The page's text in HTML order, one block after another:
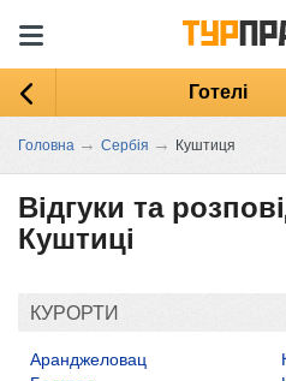
Готелі
Головна → Сербія → Куштиця
Відгуки та
Куштиці
КУРОРТИ
Аранджеловац